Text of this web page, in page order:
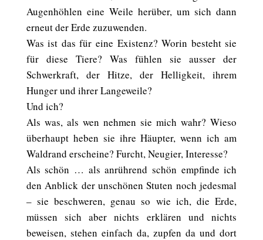
Augenhöhlen eine Weile herüber, um sich dann
erneut der Erde zuzuwenden.
Was ist das für eine Existenz? Worin besteht sie
für diese Tiere? Was fühlen sie ausser der
Schwerkraft, der Hitze, der Helligkeit, ihrem
Hunger und ihrer Langeweile?
Und ich?
Als was, als wen nehmen sie mich wahr? Wieso
überhaupt heben sie ihre Häupter, wenn ich am
Waldrand erscheine? Furcht, Neugier, Interesse?
Als schön … als anrührend schön empfinde ich
den Anblick der unschönen Stuten noch jedesmal
– sie beschweren, genau so wie ich, die Erde,
müssen sich aber nichts erklären und nichts
beweisen, stehen einfach da, zupfen da und dort